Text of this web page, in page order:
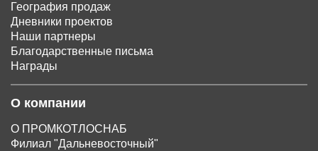
География продаж
Дневники проектов
Наши партнеры
Благодарственные письма
Награды
О компании
О ПРОМКОТЛОСНАБ
Филиал "Дальневосточный"